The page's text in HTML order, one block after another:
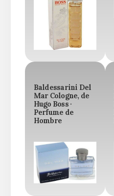
Baldessarini Del
Mar Cologne, de
Hugo Boss ·
Perfume de
Hombre